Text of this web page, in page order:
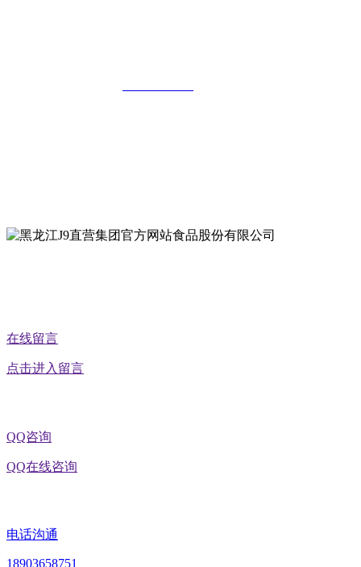
在线留言
点击进入留言
QQ咨询
QQ在线咨询
电话沟通
18903658751